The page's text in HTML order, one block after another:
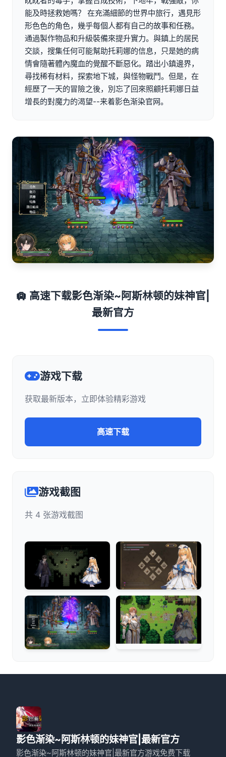
能及時拯救她嗎？ 在充滿細節的世界中旅行，遇見形
形色色的角色，幾乎每個人都有自己的故事和任務。
通過製作物品和升級裝備來提升實力。與鎮上的居民
交談，搜集任何可能幫助托莉娜的信息，只是她的病
情會隨著體內魔血的覺醒不斷惡化。踏出小鎮邊界，
尋找稀有材料，探索地下城，與怪物戰鬥。但是，在
經歷了一天的冒險之後，別忘了回來照顧托莉娜日益
增長的對魔力的渴望--来着影色渐染官网。
🛄 高速下载影色渐染~阿斯林顿的妹神官|
最新官方
游戏下载
获取最新版本，立即体验精彩游戏
高速下载
游戏截图
共 4 张游戏截图
影色渐染~阿斯林顿的妹神官|最新官方
影色渐染~阿斯林顿的妹神官|最新官方游戏免费下载